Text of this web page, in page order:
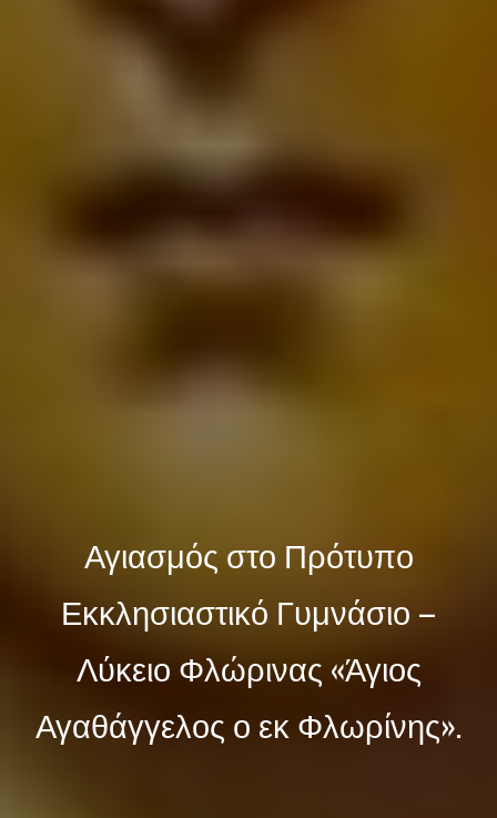
Αγιασμός στο Πρότυπο
Εκκλησιαστικό Γυμνάσιο –
Λύκειο Φλώρινας «Άγιος
Αγαθάγγελος ο εκ Φλωρίνης».